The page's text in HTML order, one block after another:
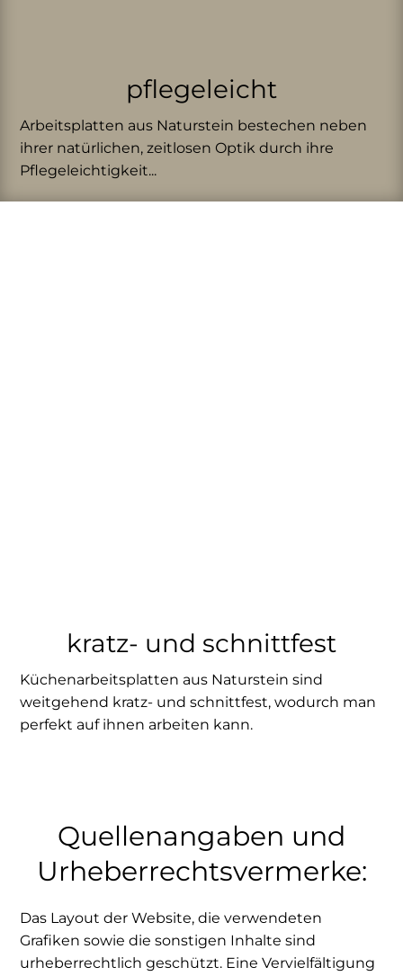
pflegeleicht
Arbeitsplatten aus Naturstein bestechen neben
ihrer natürlichen, zeitlosen Optik durch ihre
Pflegeleichtigkeit...
kratz- und schnittfest
Küchenarbeitsplatten aus Naturstein sind
weitgehend kratz- und schnittfest, wodurch man
perfekt auf ihnen arbeiten kann.
Quellenangaben und
Urheberrechtsvermerke:
Das Layout der Website, die verwendeten
Grafiken sowie die sonstigen Inhalte sind
urheberrechtlich geschützt. Eine Vervielfältigung